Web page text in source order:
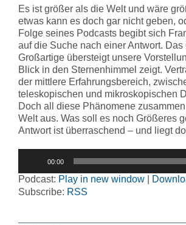
Es ist größer als die Welt und wäre
etwas kann es doch gar nicht geben,
Folge seines Podcasts begibt sich
auf die Suche nach einer Antwort. Das
Großartige übersteigt unsere
Blick in den Sternenhimmel zeigt.
der mittlere Erfahrungsbereich,
teleskopischen und mikroskopischen
Doch all diese Phänomene
Welt aus. Was soll es noch Größeres
Antwort ist überraschend – und liegt
00:00
Podcast: Play in new window
Subscribe: RSS